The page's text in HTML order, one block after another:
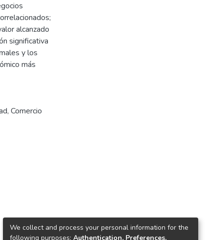
alcanzado
significativa
y los
más
, Comercio
We collect and process your personal information for the
following purposes: Authentication, Preferences,